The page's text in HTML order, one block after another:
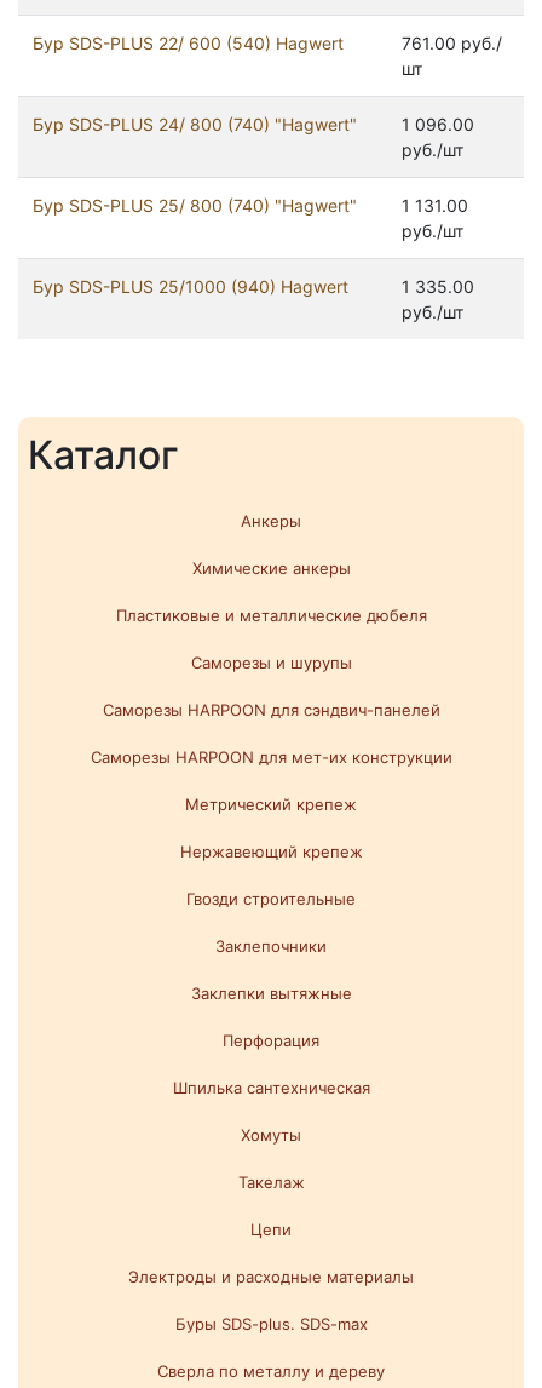
Каталог
Анкеры
Химические анкеры
Пластиковые и металлические дюбеля
Саморезы и шурупы
Саморезы HARPOON для сэндвич-панелей
Саморезы HARPOON для мет-их конструкции
Метрический крепеж
Нержавеющий крепеж
Гвозди строительные
Заклепочники
Заклепки вытяжные
Перфорация
Шпилька сантехническая
Хомуты
Такелаж
Цепи
Электроды и расходные материалы
Буры SDS-plus. SDS-max
Сверла по металлу и дереву
Бур SDS-PLUS 22/ 600 (540) Hagwert
761.00 руб./
шт
Бур SDS-PLUS 24/ 800 (740) "Hagwert"
1 096.00
руб./шт
Бур SDS-PLUS 25/ 800 (740) "Hagwert"
1 131.00
руб./шт
Бур SDS-PLUS 25/1000 (940) Hagwert
1 335.00
руб./шт